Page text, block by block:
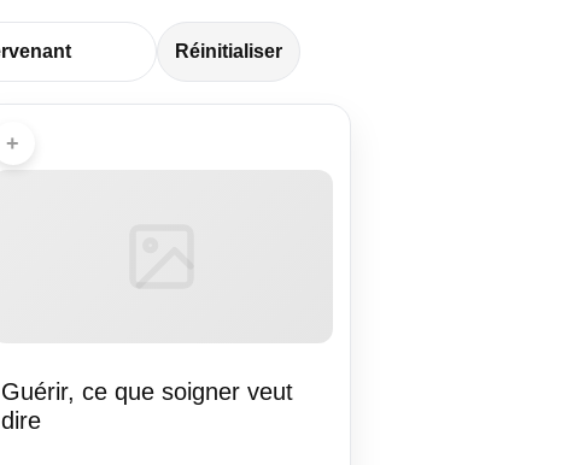
Réinitialiser
+
Guérir, ce que soigner veut
dire